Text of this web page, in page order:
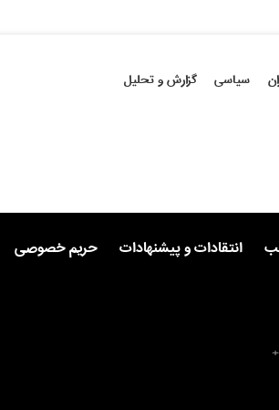
سیاسی گزارش و تحلیل
انتقادات و پیشنهادات حریم خصوصی